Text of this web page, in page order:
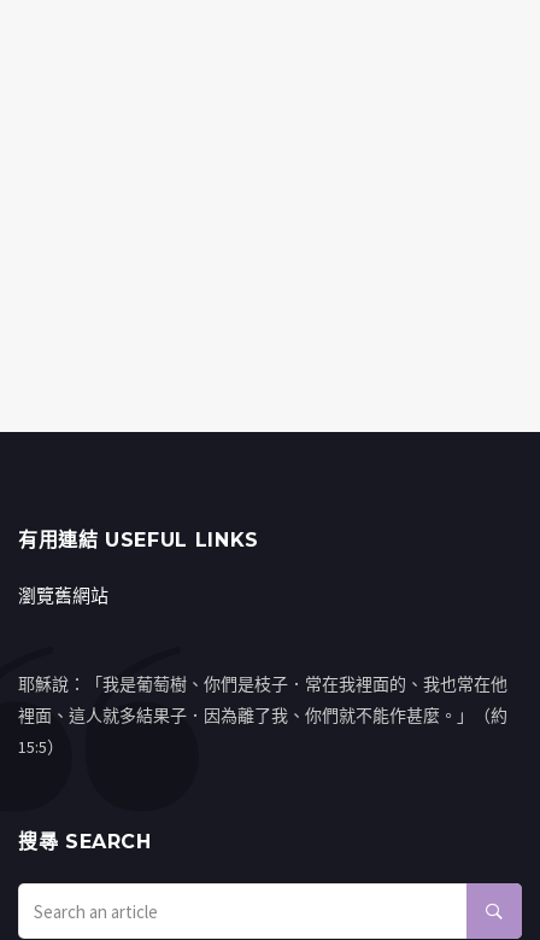
有用連結 USEFUL LINKS
瀏覽舊網站
耶穌說：「我是葡萄樹、你們是枝子．常在我裡面的、我也常在他
裡面、這人就多結果子．因為離了我、你們就不能作甚麼。」（約
15:5）
搜㝷 SEARCH